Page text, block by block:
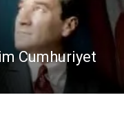
Cumhuriyet